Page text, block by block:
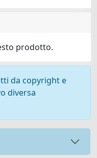
prodotto.
da copyright e
diversa